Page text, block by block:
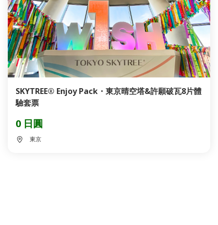
SKYTREE® Enjoy Pack・東京晴空塔&許願破瓦8片體
驗套票
0 日圓
東京